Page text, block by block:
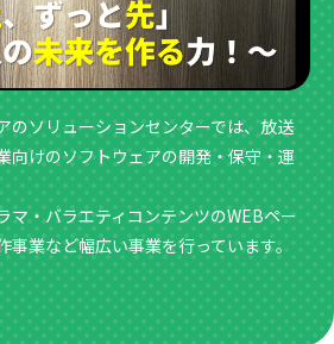
のソリューションセンターでは、放送
向けのソフトウェアの開発・保守・運
マ・バラエティコンテンツのWEBペー
事業など幅広い事業を行っています。